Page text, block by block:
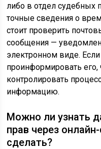
либо в отдел судебных
точные сведения о
стоит проверить
сообщения —
электронном виде.
проинформировать
контролировать
информацию.
Можно ли узнать
прав через
сделать?